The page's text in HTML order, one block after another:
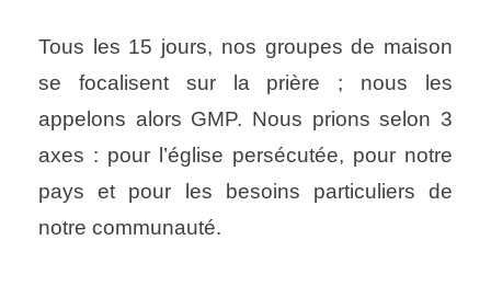
Tous les 15 jours, nos groupes de maison
se focalisent sur la prière ; nous les
appelons alors GMP. Nous prions selon 3
axes : pour l’église persécutée, pour notre
pays et pour les besoins particuliers de
notre communauté.